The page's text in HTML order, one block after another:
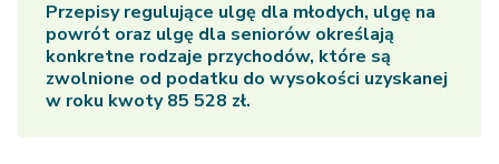
Przepisy regulujące ulgę dla młodych, ulgę na
powrót oraz ulgę dla seniorów określają
konkretne rodzaje przychodów, które są
zwolnione od podatku do wysokości uzyskanej
w roku kwoty 85 528 zł.